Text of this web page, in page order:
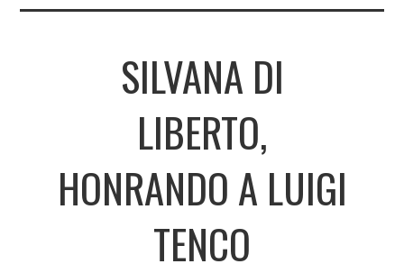
SILVANA DI
LIBERTO,
HONRANDO A LUIGI
TENCO